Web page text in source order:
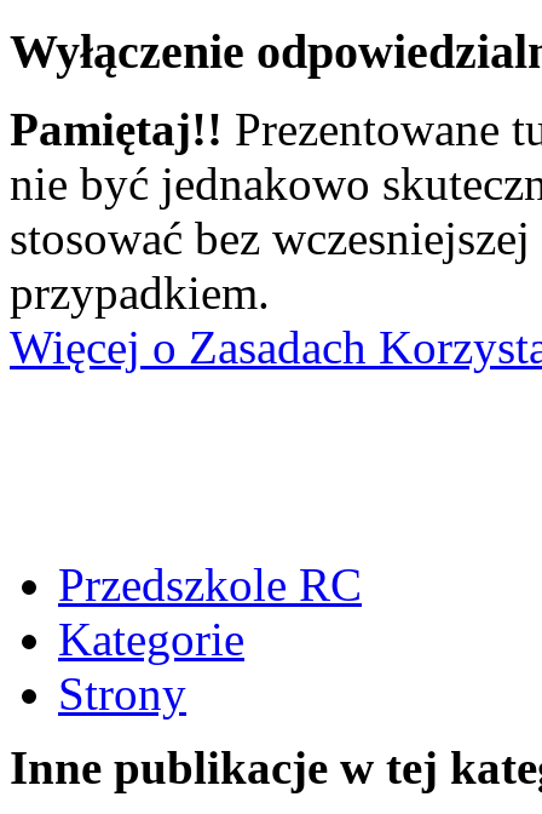
Wyłączenie
Pamiętaj!! Prezentowane
nie być jednakowo
stosować bez
przypadkiem.
Więcej o Zasadach
Przedszkole RC
Kategorie
Strony
Inne publikacje w tej